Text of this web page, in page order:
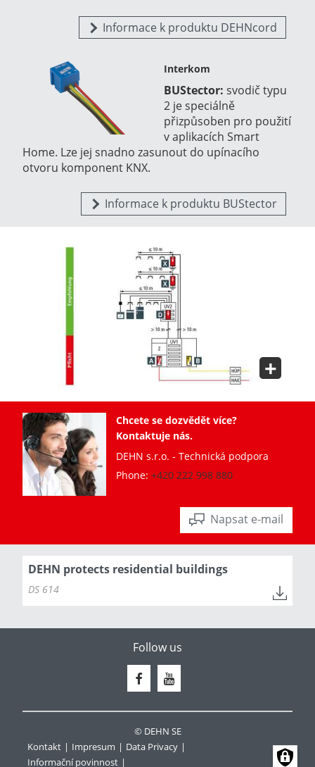
Informace k produktu DEHNcord
Interkom
BUStector: svodič typu
2 je speciálně
přizpůsoben pro použití
v aplikacích Smart
Home. Lze jej snadno zasunout do upínacího
otvoru komponent KNX.
Informace k produktu BUStector
Chcete se dozvědět více?
Kontaktuje nás.
DEHN s.r.o. - Technická podpora
Phone: +420 222 998 880
Napsat e-mail
DEHN protects residential buildings
DS 614
Kontakt Impresum
Data Privacy
Informační povinnost
© DEHN SE
Follow us